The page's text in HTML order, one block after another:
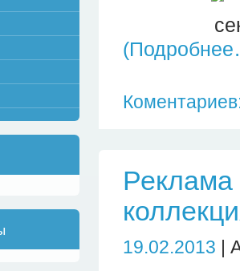
Реклама
19.02.2013 |